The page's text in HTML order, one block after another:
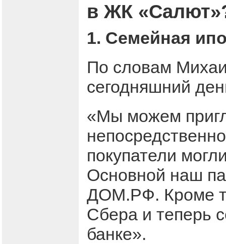
в ЖК
1. Семейная
По словам
сегодняшний
«Мы можем
покупатели
Основной наш
ДОМ.РФ. Кроме
Сбера и теперь
банке».